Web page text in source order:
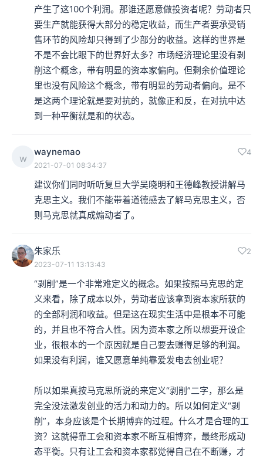
产生了这100个利润。那谁还愿意做投资者呢？劳动者只
要生产就能获得大部分的稳定收益，而生产者要承受销
售环节的风险却只得到了少部分的收益。这样的世界是
不是不会比眼下的世界好太多？市场经济理论里没有剥
削这个概念，带有明显的资本家偏向。但剩余价值理论
里也没有风险这个概念，带有明显的劳动者偏向。是不
是这两个理论就是要对抗的，就像正和反，在对抗中达
到一种平衡就是和的状态。
w
waynemao 4
2021-07-01 08:34:37
建议你们同时听听复旦大学吴晓明和王德峰教授讲解马
克思主义。我们不能带着道德感去了解马克思主义，否
则马克思就真成煽动者了。
朱家乐 2
2023-07-11 13:13:43
“剥削”是一个非常难定义的概念。如果按照马克思的定
义来看，除了成本以外，劳动者应该拿到资本家所获的
的全部利润和收益。但是这在现实生活中是根本不可能
的，并且也不符合人性。因为资本家之所以想要开设企
业，很根本的一个原因就是自己要去赚得足够的利润。
如果没有利润，谁又愿意单纯靠爱发电去创业呢？
所以如果真按马克思所说的来定义“剥削”二字，那么是
完全没法激发创业的活力和动力的。所以如何定义“剥
削”，本身应该是个长期博弈的过程。什么才是合理的工
资？这就得靠工会和资本家不断互相博弈，最终形成动
态平衡。只有让工会和资本家都觉得自己在不断赚，才